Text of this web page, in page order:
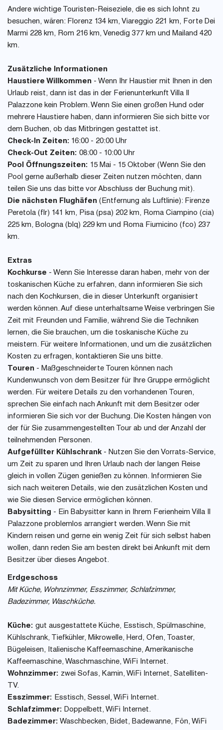
Andere wichtige Touristen-Reiseziele, die es sich lohnt zu
besuchen, wären: Florenz 134 km, Viareggio 221 km, Forte Dei
Marmi 228 km, Rom 216 km, Venedig 377 km und Mailand 420
km.
Zusätzliche Informationen
Haustiere Willkommen - Wenn Ihr Haustier mit Ihnen in den
Urlaub reist, dann ist das in der Ferienunterkunft Villa Il
Palazzone kein Problem. Wenn Sie einen großen Hund oder
mehrere Haustiere haben, dann informieren Sie sich bitte vor
dem Buchen, ob das Mitbringen gestattet ist.
Check-In Zeiten: 16:00 - 20:00 Uhr
Check-Out Zeiten: 08:00 - 10:00 Uhr
Pool Öffnungszeiten: 15 Mai - 15 Oktober (Wenn Sie den
Pool gerne außerhalb dieser Zeiten nutzen möchten, dann
teilen Sie uns das bitte vor Abschluss der Buchung mit).
Die nächsten Flughäfen (Entfernung als Luftlinie): Firenze
Peretola (flr) 141 km, Pisa (psa) 202 km, Roma Ciampino (cia)
225 km, Bologna (blq) 229 km und Roma Fiumicino (fco) 237
km.
Extras
Kochkurse - Wenn Sie Interesse daran haben, mehr von der
toskanischen Küche zu erfahren, dann informieren Sie sich
nach den Kochkursen, die in dieser Unterkunft organisiert
werden können. Auf diese unterhaltsame Weise verbringen Sie
Zeit mit Freunden und Familie, während Sie die Techniken
lernen, die Sie brauchen, um die toskanische Küche zu
meistern. Für weitere Informationen, und um die zusätzlichen
Kosten zu erfragen, kontaktieren Sie uns bitte.
Touren - Maßgeschneiderte Touren können nach
Kundenwunsch von dem Besitzer für Ihre Gruppe ermöglicht
werden. Für weitere Details zu den vorhandenen Touren,
sprechen Sie einfach nach Ankunft mit dem Besitzer oder
informieren Sie sich vor der Buchung. Die Kosten hängen von
der für Sie zusammengestellten Tour ab und der Anzahl der
teilnehmenden Personen.
Aufgefüllter Kühlschrank- Nutzen Sie den Vorrats-Service,
um Zeit zu sparen und Ihren Urlaub nach der langen Reise
gleich in vollen Zügen genießen zu können. Informieren Sie
sich nach weiteren Details, wie den zusätzlichen Kosten und
wie Sie diesen Service ermöglichen können.
Babysitting - Ein Babysitter kann in Ihrem Ferienheim Villa Il
Palazzone problemlos arrangiert werden. Wenn Sie mit
Kindern reisen und gerne ein wenig Zeit für sich selbst haben
wollen, dann reden Sie am besten direkt bei Ankunft mit dem
Besitzer über dieses Angebot.
Erdgeschoss
Mit Küche, Wohnzimmer, Esszimmer, Schlafzimmer,
Badezimmer, Waschküche.
Küche: gut ausgestattete Küche, Esstisch, Spülmaschine,
Kühlschrank, Tiefkühler, Mikrowelle, Herd, Ofen, Toaster,
Bügeleisen, Italienische Kaffeemaschine, Amerikanische
Kaffeemaschine, Waschmaschine, WiFi Internet.
Wohnzimmer: zwei Sofas, Kamin, WiFi Internet, Satelliten-
TV.
Esszimmer: Esstisch, Sessel, WiFi Internet.
Schlafzimmer: Doppelbett, WiFi Internet.
Badezimmer: Waschbecken, Bidet, Badewanne, Fön, WiFi